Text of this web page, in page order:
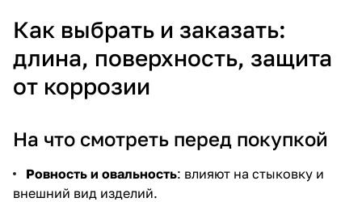
Как выбрать и заказать:
длина, поверхность, защита
от коррозии
На что смотреть перед покупкой
Ровность и овальность: влияют на стыковку и
внешний вид изделий.